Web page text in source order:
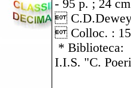
- 95 p. ; 24

 Colloc. :
* Biblioteca:
I.I.S. "C.